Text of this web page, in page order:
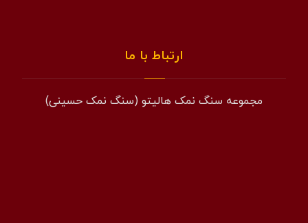
ارتباط با ما
مجموعه سنگ نمک هالیتو (سنگ نمک حسینی)